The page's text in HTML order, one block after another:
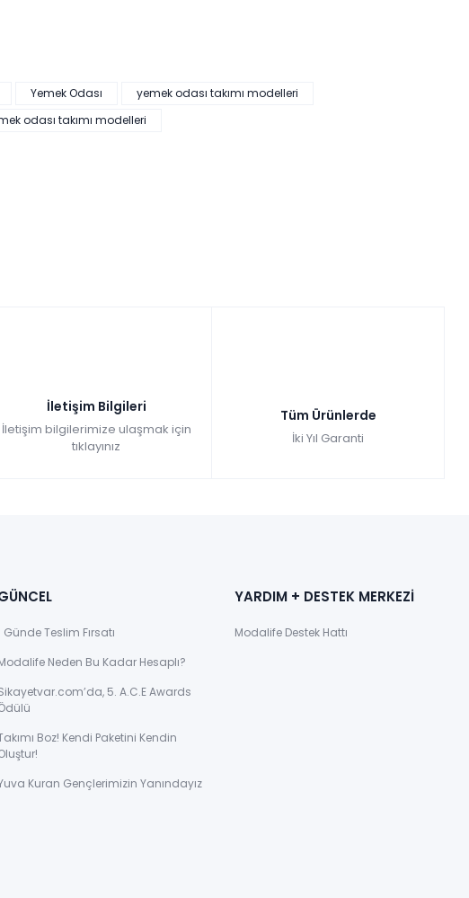
Yemek Odası
yemek odası takımı modelleri
odası takımı modelleri
İletişim Bilgileri
İletişim bilgilerimize ulaşmak için
tıklayınız
Tüm Ürünlerde
İki Yıl Garanti
Günde Teslim Fırsatı
Neden Bu Kadar Hesaplı?
5. A.C.E Awards
Boz! Kendi Paketini Kendin
Kuran Gençlerimizin Yanındayız
YARDIM + DESTEK MERKEZİ
Modalife Destek Hattı